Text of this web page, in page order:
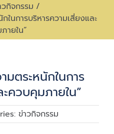
วกิจกรรม /
ในการบริหารความเสี่ยงและ
ายใน”
มตระหนักในการ
ควบคุมภายใน”
ข่าวกิจกรรม